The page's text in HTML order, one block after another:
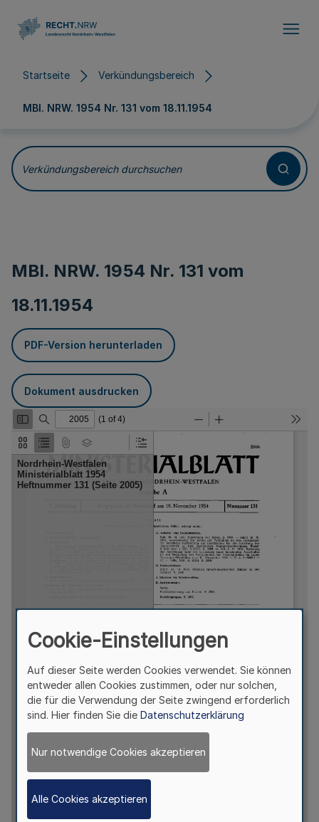
Startseite Verkündungsbereich
MBl. NRW. 1954 Nr. 131 vom 18.11.1954
Verkündungsbereich durchsuchen
MBl. NRW. 1954 Nr. 131 vom
18.11.1954
PDF-Version herunterladen
Dokument ausdrucken
Cookie-Einstellungen
Auf dieser Seite werden Cookies verwendet. Sie können
entweder allen Cookies zustimmen, oder nur solchen,
die für die Verwendung der Seite zwingend erforderlich
sind. Hier finden Sie die Datenschutzerklärung
Nur notwendige Cookies akzeptieren
Alle Cookies akzeptieren